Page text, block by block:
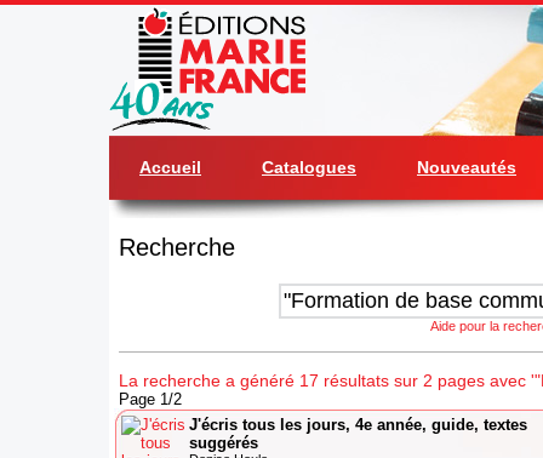
Accueil Catalogues Nouveautés
Recherche
Aide pour la
La recherche a généré 17 résultats sur 2 pages avec
Page 1/2
J'écris tous les jours, 4e année, guide, textes
suggérés